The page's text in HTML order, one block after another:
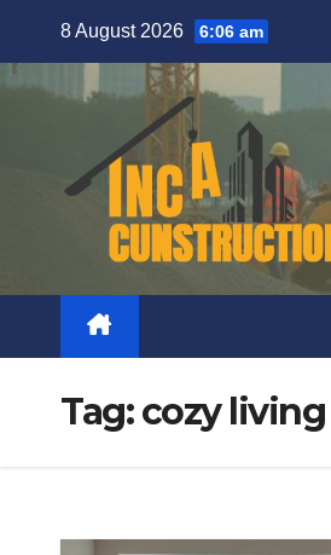
content
8 August 2026 6:06 am
Tag:cozy living